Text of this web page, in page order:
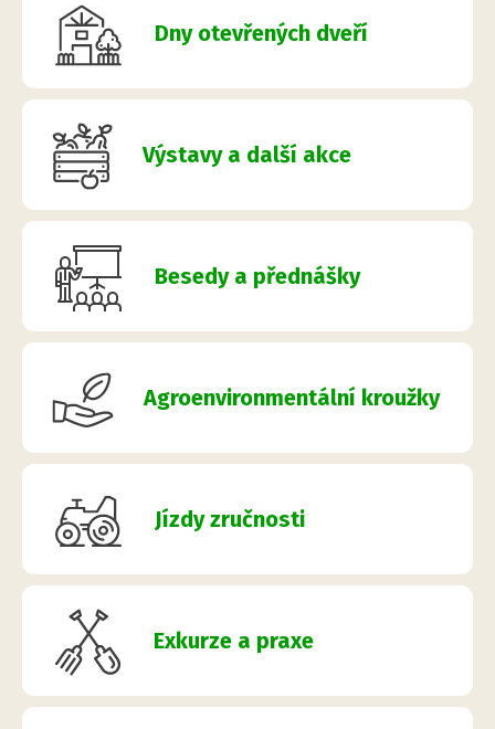
Dny otevřených dveří
Výstavy a další akce
Besedy a přednášky
Agroenvironmentální kroužky
Jízdy zručnosti
Exkurze a praxe